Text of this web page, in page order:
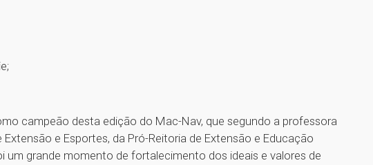
campeão desta edição do Mac-Nav, que segundo a professora
e Esportes, da Pró-Reitoria de Extensão e Educação
um grande momento de fortalecimento dos ideais e valores de